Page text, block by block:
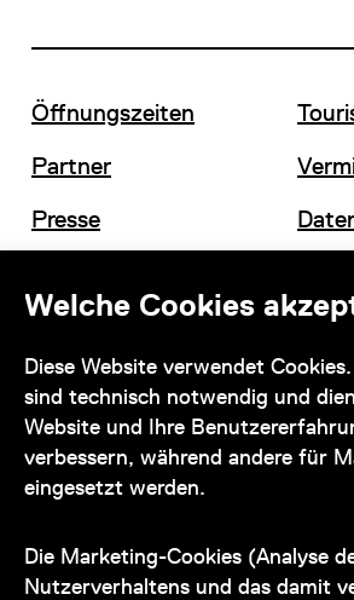
Welche Cookies
Diese Website verwendet
sind technisch notwendig und
Website und Ihre
verbessern, während andere für
eingesetzt werden.
Die Marketing-Cookies (Analyse
Nutzerverhaltens und das damit
Öffnungszeiten
Partner
Presse
Kontakt
zu den Öffnungszeiten des
auch telefonisch zur